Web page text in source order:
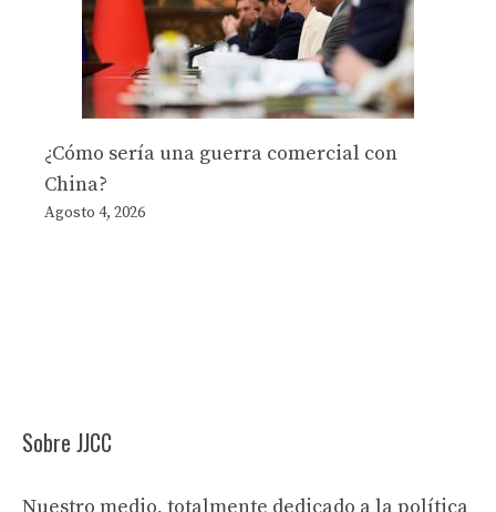
¿Cómo sería una guerra comercial con
China?
Agosto 4, 2026
Sobre JJCC